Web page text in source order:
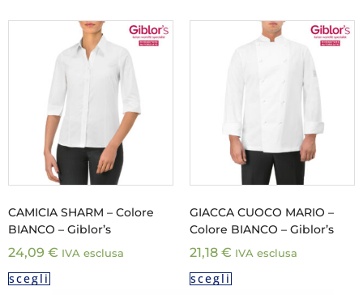
CAMICIA SHARM – Colore
BIANCO – Giblor’s
24,09 € IVA esclusa
scegli
GIACCA CUOCO MARIO –
Colore BIANCO – Giblor’s
21,18 € IVA esclusa
scegli